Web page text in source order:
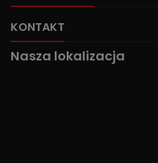
KONTAKT
Nasza lokalizacja